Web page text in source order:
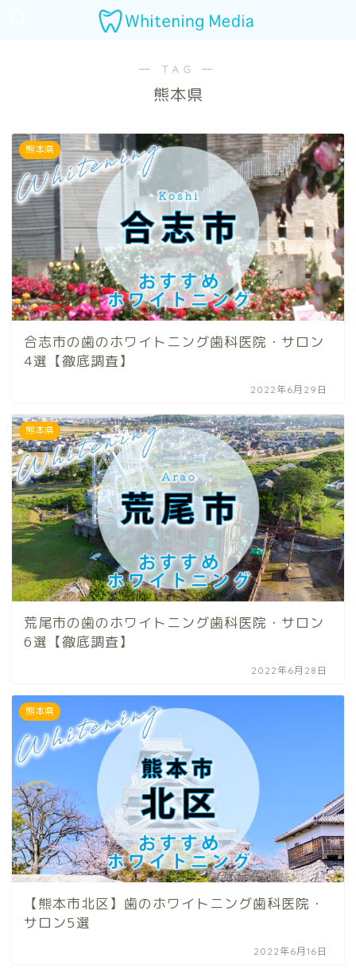
― TAG ―
熊本県
熊本県
合志市の歯のホワイトニング歯科医院・サロン
4選【徹底調査】
2022年6月29日
熊本県
荒尾市の歯のホワイトニング歯科医院・サロン
6選【徹底調査】
2022年6月28日
熊本県
【熊本市北区】歯のホワイトニング歯科医院・
サロン5選
2022年6月16日